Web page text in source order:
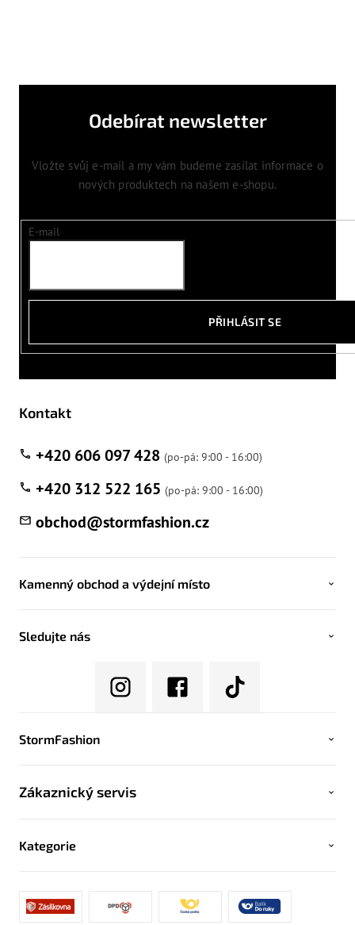
Odebírat newsletter
Vložte svůj e-mail a my vám budeme zasílat informace o
nových produktech na našem e-shopu.
E-mail
PŘIHLÁSIT SE
Kontakt
obchod@stormfashion.cz
+420 606 097 428
+420 312 522 165
Kamenný obchod a výdejní místo
Sledujte nás
StormFashion
Zákaznický servis
Kategorie